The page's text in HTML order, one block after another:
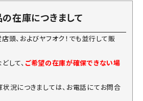
在庫につきまして
頭、およびヤフオク！でも並行して販
して、 ご希望の在庫が確保できない場
況につきましては、お電話にてお問合